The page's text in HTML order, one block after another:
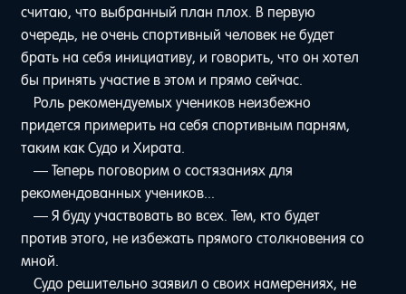
считаю, что выбранный план плох. В первую
очередь, не очень спортивный человек не будет
брать на себя инициативу, и говорить, что он хотел
бы принять участие в этом и прямо сейчас.
Роль рекомендуемых учеников неизбежно
придется примерить на себя спортивным парням,
таким как Судо и Хирата.
— Теперь поговорим о состязаниях для
рекомендованных учеников...
— Я буду участвовать во всех. Тем, кто будет
против этого, не избежать прямого столкновения со
мной.
Судо решительно заявил о своих намерениях, не